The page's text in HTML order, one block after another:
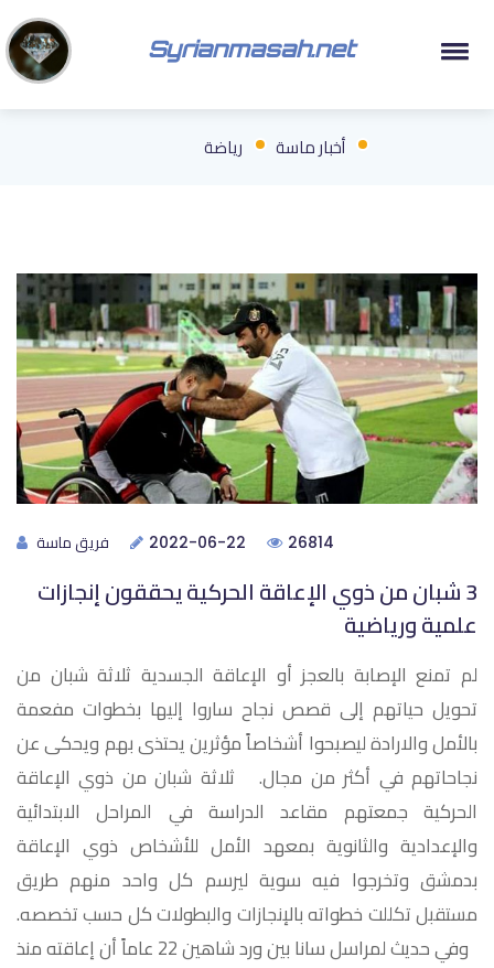
Syrianmasah.net
أخبار ماسة رياضة
فريق ماسة 2022-06-22 26814
3 شبان من ذوي الإعاقة الحركية يحققون إنجازات
علمية ورياضية
لم تمنع الإصابة بالعجز أو الإعاقة الجسدية ثلاثة شبان من
تحويل حياتهم إلى قصص نجاح ساروا إليها بخطوات مفعمة
بالأمل والارادة ليصبحوا أشخاصاً مؤثرين يحتذى بهم ويحكى عن
نجاحاتهم في أكثر من مجال. ثلاثة شبان من ذوي الإعاقة
الحركية جمعتهم مقاعد الدراسة في المراحل الابتدائية
والإعدادية والثانوية بمعهد الأمل للأشخاص ذوي الإعاقة
بدمشق وتخرجوا فيه سوية ليرسم كل واحد منهم طريق
مستقبل تكللت خطواته بالإنجازات والبطولات كل حسب تخصصه.
وفي حديث لمراسل سانا بين ورد شاهين 22 عاماً أن إعاقته منذ